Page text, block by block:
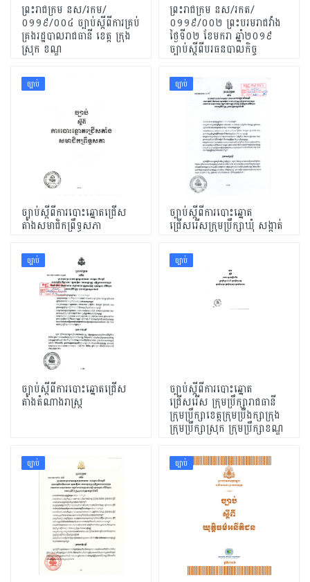
ព្រះរាជក្រម នស/រកម/
០១១៩/០០៤ ច្បាប់ស្តីពីការគ្រប់
គ្រងរដ្ឋបាលរាជធានី ខេត្ត ក្រុង
ស្រុក ខណ្ឌ
ព្រះរាជក្រម នស/រកត/
០១១៩/០០២ ព្រះបរមរាជវាំង​
ថ្ងៃទី០២ ខែមករា ឆ្នាំ២០១៩
ច្បាប់ស្តីពីបរធនបាលកិច្ច
ច្បាប់
ច្បាប់ស្ដីពីការបោះឆ្នោតជ្រើស
តាំងសមាជិកព្រឹទ្ធសភា
ច្បាប់
ច្បាប់ស្ដីពីការបោះឆ្នោត
ជ្រើសរើសក្រុមប្រឹក្សាឃុំ សង្កាត់
ច្បាប់
ច្បាប់ស្ដីពីការបោះឆ្នោតជ្រើស
តាំងតំណាងរាស្ដ្រ
ច្បាប់
ច្បាប់ស្ដីពីការបោះឆ្នោត
ជ្រើសរើស ក្រុមប្រឹក្សារាជធានី
ក្រុមប្រឹក្សាខេត្ដក្រុមប្រឹងក្សាក្រុង
ក្រុមប្រឹក្សាស្រុក ក្រុមប្រឹក្សាខណ្ឌ
ច្បាប់ ច្បាប់